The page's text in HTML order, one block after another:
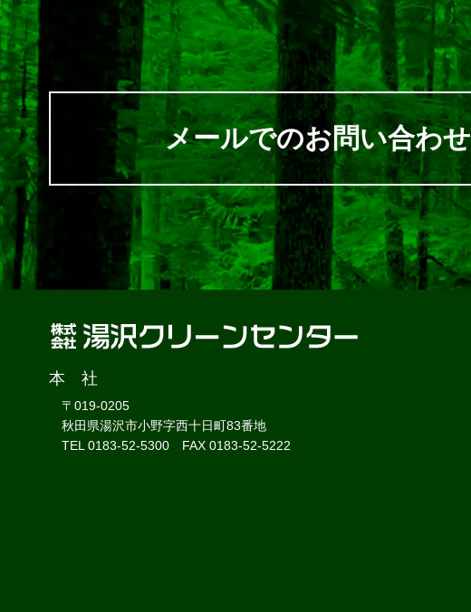
メールでのお問い合わせ
本 社
〒019-0205
秋田県湯沢市小野字西十日町83番地
TEL 0183-52-5300 FAX 0183-52-5222